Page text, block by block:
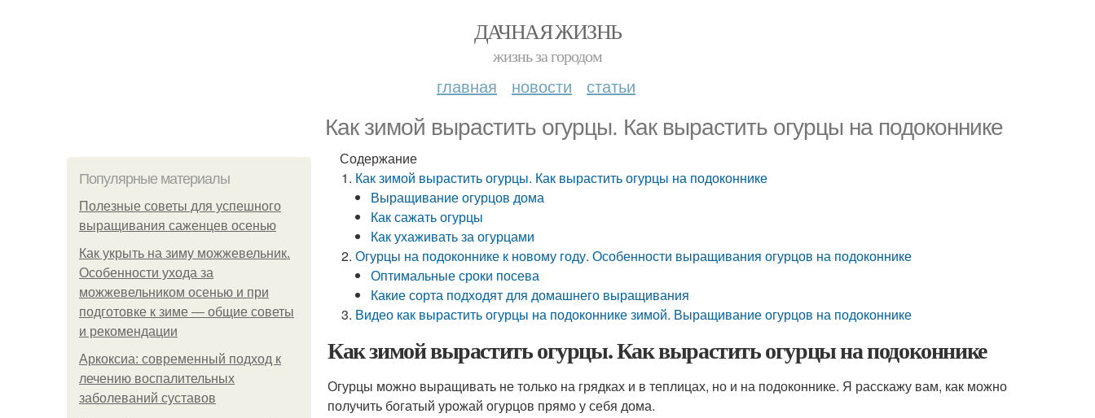
ДАЧНАЯ ЖИЗНЬ
жизнь за городом
главная новости статьи
Как зимой вырастить огурцы. Как вырастить огурцы на подоконнике
Популярные материалы
Полезные советы для успешного
выращивания саженцев осенью
Как укрыть на зиму можжевельник.
Особенности ухода за
можжевельником осенью и при
подготовке к зиме — общие советы
и рекомендации
Аркоксиа: современный подход к
лечению воспалительных
заболеваний суставов
Содержание
Как зимой вырастить огурцы. Как вырастить огурцы на подоконнике
Выращивание огурцов дома
Как сажать огурцы
Как ухаживать за огурцами
Огурцы на подоконнике к новому году. Особенности выращивания огурцов на подоконнике
Оптимальные сроки посева
Какие сорта подходят для домашнего выращивания
Видео как вырастить огурцы на подоконнике зимой. Выращивание огурцов на подоконнике
Как зимой вырастить огурцы. Как вырастить огурцы на подоконнике
Огурцы можно выращивать не только на грядках и в теплицах, но и на подоконнике. Я расскажу вам, как можно
получить богатый урожай огурцов прямо у себя дома.